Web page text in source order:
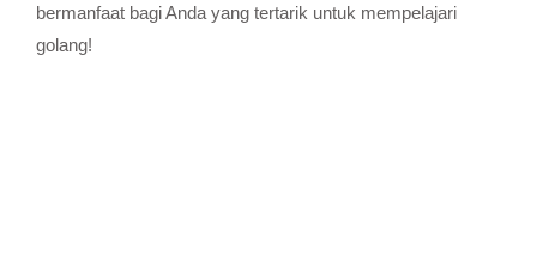
bermanfaat bagi Anda yang tertarik untuk mempelajari
golang!